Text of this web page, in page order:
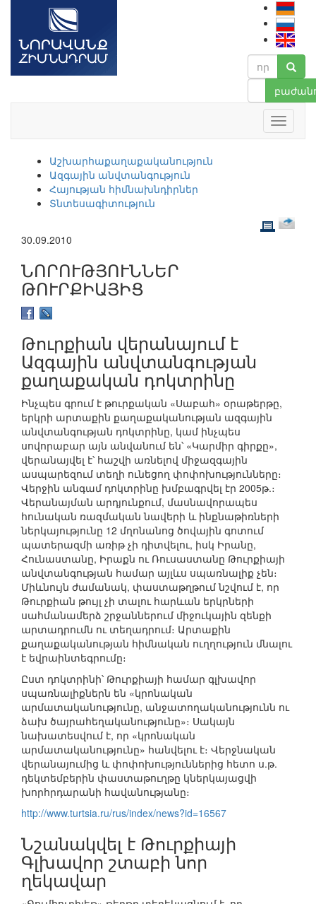
Աշխարհաքաղաքականություն
Ազգային անվտանգություն
Հայության հիմնախնդիրներ
Տնտեսագիտություն
30.09.2010
ՆՈՐՈՒԹՅՈՒՆՆԵՐ
ԹՈՒՐՔԻԱՅԻՑ
Թուրքիան վերանայում է
Ազգային անվտանգության
քաղաքական դոկտրինը
Ինչպես գրում է թուրքական «Սաբահ» օրաթերթը,
երկրի արտաքին քաղաքականության ազգային
անվտանգության դոկտրինը, կամ ինչպես
սովորաբար այն անվանում են՝ «Կարմիր գիրքը»,
վերանայվել է՝ հաշվի առնելով միջազգային
ասպարեզում տեղի ունեցող փոփոխությունները։
Վերջին անգամ դոկտրինը խմբագրվել էր 2005թ.։
Վերանայման արդյունքում, մասնավորապես
հունական ռազմական նավերի և ինքնաթիռների
ներկայությունը 12 մղոնանոց ծովային գոտում
պատերազմի առիթ չի դիտվելու, իսկ Իրանը,
Հունաստանը, Իրաքն ու Ռուսաստանը Թուրքիայի
անվտանգության համար այլևս սպառնալիք չեն։
Միևնույն ժամանակ, փաստաթղթում նշվում է, որ
Թուրքիան թույլ չի տալու հարևան երկրների
սահմանամերձ շրջաններում միջուկային զենքի
արտադրումն ու տեղադրում։ Արտաքին
քաղաքականության հիմնական ուղղություն մնալու
է եվրաինտեգրումը։
Ըստ դոկտրինի՝ Թուրքիայի համար գլխավոր
սպառնալիքներն են «կրոնական
արմատականությունը, անջատողականությունն ու
ձախ ծայրահեղականությունը»։ Սակայն
նախատեսվում է, որ «կրոնական
արմատականությունը» հանվելու է։ Վերջնական
վերանայումից և փոփոխություններից հետո ս.թ.
դեկտեմբերին փաստաթուղթը կներկայացվի
խորհրդարանի հավանությանը։
http://www.turtsia.ru/rus/index/news?id=16567
Նշանակվել է Թուրքիայի
Գլխավոր շտաբի նոր
ղեկավար